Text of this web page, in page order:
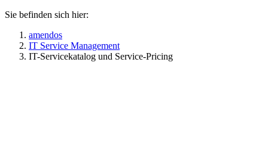
Sie befinden sich hier:
amendos
IT Service Management
IT-Servicekatalog und Service-Pricing